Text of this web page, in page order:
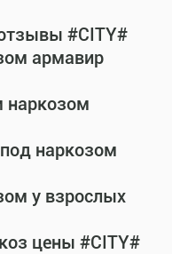
#CITY#
армавир
наркозом
наркозом
у взрослых
цены #CITY#